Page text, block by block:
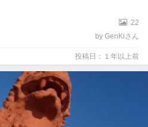
22
by GenKiさん
投稿日：１年以上前